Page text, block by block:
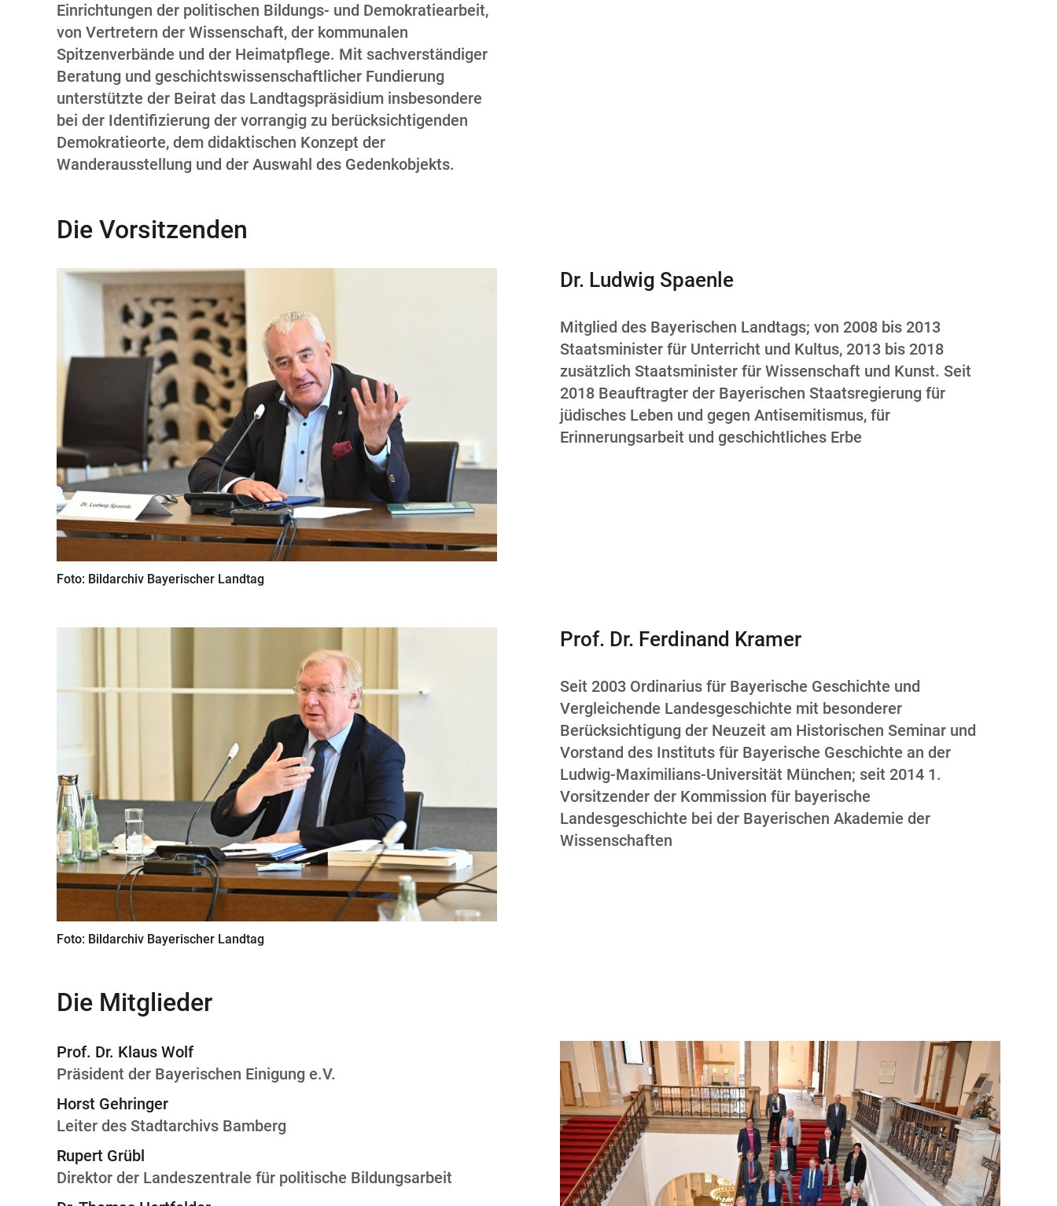
Einrichtungen der politischen Bildungs- und Demokratiearbeit,
von Vertretern der Wissenschaft, der kommunalen
Spitzenverbände und der Heimatpflege. Mit sachverständiger
Beratung und geschichtswissenschaftlicher Fundierung
unterstützte der Beirat das Landtagspräsidium insbesondere
bei der Identifizierung der vorrangig zu berücksichtigenden
Demokratieorte, dem didaktischen Konzept der
Wanderausstellung und der Auswahl des Gedenkobjekts.
Die Vorsitzenden
Foto: Bildarchiv Bayerischer Landtag
Dr. Ludwig Spaenle
Mitglied des Bayerischen Landtags; von 2008 bis 2013
Staatsminister für Unterricht und Kultus, 2013 bis 2018
zusätzlich Staatsminister für Wissenschaft und Kunst. Seit
2018 Beauftragter der Bayerischen Staatsregierung für
jüdisches Leben und gegen Antisemitismus, für
Erinnerungsarbeit und geschichtliches Erbe
Foto: Bildarchiv Bayerischer Landtag
Prof. Dr. Ferdinand Kramer
Seit 2003 Ordinarius für Bayerische Geschichte und
Vergleichende Landesgeschichte mit besonderer
Berücksichtigung der Neuzeit am Historischen Seminar und
Vorstand des Instituts für Bayerische Geschichte an der
Ludwig-Maximilians-Universität München; seit 2014 1.
Vorsitzender der Kommission für bayerische
Landesgeschichte bei der Bayerischen Akademie der
Wissenschaften
Die Mitglieder
Prof. Dr. Klaus Wolf
Präsident der Bayerischen Einigung e.V.
Horst Gehringer
Leiter des Stadtarchivs Bamberg
Rupert Grübl
Direktor der Landeszentrale für politische Bildungsarbeit